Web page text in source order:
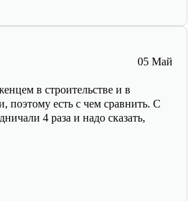
05 Май
в строительстве и в
поэтому есть с чем сравнить. С
4 раза и надо сказать,